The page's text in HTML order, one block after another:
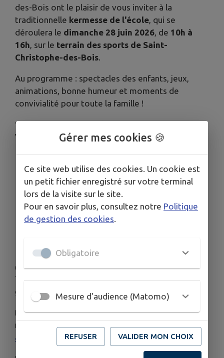
des-Bois ont le plaisir de vous inviter à la
traditionnelle kermesse de l'école , qui se
déroulera le dimanche 28 juin 2026 , de 10h à
16h , sur le terrain des sports de Saint-
Christophe-des-Bois
Au programme : spectacles des enfants, jeux,
animations, bonne humeur et moments de
convivialité pour toute la famille !
🍽️Restauration sur place
Vous pouvez réserver votre repas :
en ligne via HelloAsso :
https://www.helloasso.com/associations/ap
el-du-regroupement-pedagogique-taillis-st-
christophe-des-bois/boutiques/repas-
kermesse-2026
ou en complétant le flyer repas et en le
🎁Grande tombola
Tentez votre chance avec de nombreux lots à
gagner, dont un
1er lot d'une valeur de 1 000 €
📧 Pour tout renseignement complémentaire,
n'hésitez pas à contacter l'APEL par mail :
apeltaillis35@gmail.com
Gérer mes cookies 🍪
Ce site web utilise des cookies. Un cookie est
un petit fichier enregistré sur votre terminal
lors de la visite sur le site.
Pour en savoir plus, consultez notre Politique
de gestion des cookies
Obligatoire
Mesure d'audience (Matomo)
REFUSER VALIDER MON CHOIX